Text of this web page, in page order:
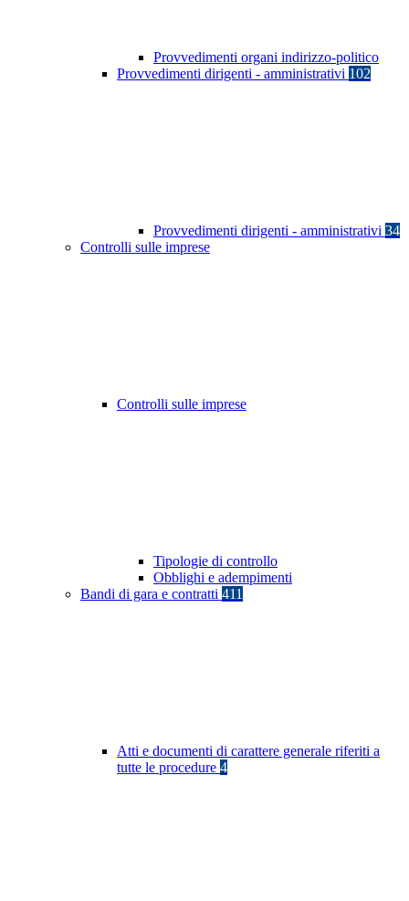
Provvedimenti organi indirizzo-politico
Provvedimenti dirigenti - amministrativi 102
Provvedimenti dirigenti - amministrativi 34
Controlli sulle imprese
Controlli sulle imprese
Tipologie di controllo
Obblighi e adempimenti
Bandi di gara e contratti 411
Atti e documenti di carattere generale riferiti a
tutte le procedure 4